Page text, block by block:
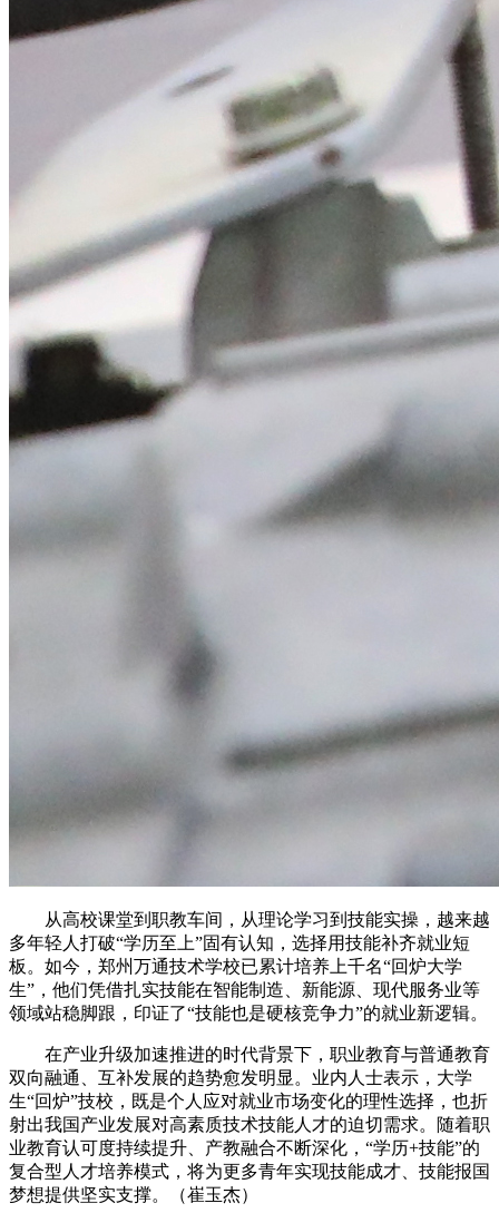
从高校课堂到职教车间，从理论学习到技能实操，越来越
多年轻人打破“学历至上”固有认知，选择用技能补齐就业短
板。如今，郑州万通技术学校已累计培养上千名“回炉大学
生”，他们凭借扎实技能在智能制造、新能源、现代服务业等
领域站稳脚跟，印证了“技能也是硬核竞争力”的就业新逻辑。
在产业升级加速推进的时代背景下，职业教育与普通教育
双向融通、互补发展的趋势愈发明显。业内人士表示，大学
生“回炉”技校，既是个人应对就业市场变化的理性选择，也折
射出我国产业发展对高素质技术技能人才的迫切需求。随着职
业教育认可度持续提升、产教融合不断深化，“学历+技能”的
复合型人才培养模式，将为更多青年实现技能成才、技能报国
梦想提供坚实支撑。（崔玉杰）